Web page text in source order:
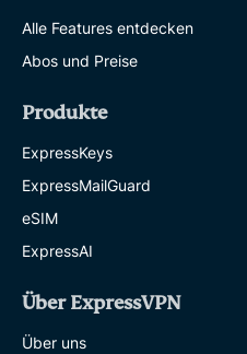
Alle Features entdecken
Abos und Preise
Produkte
ExpressKeys
ExpressMailGuard
eSIM
ExpressAI
Über ExpressVPN
Über uns